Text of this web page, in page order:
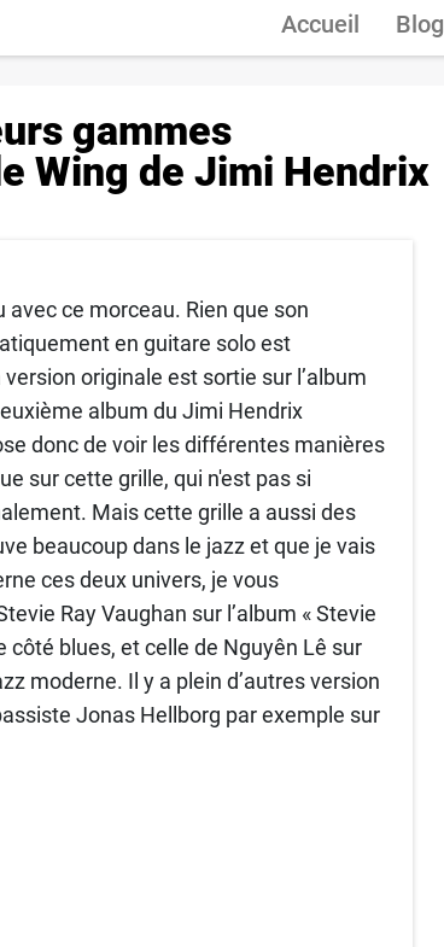
Accueil Blog
gammes
Wing de Jimi Hendrix
ce morceau. Rien que son
en guitare solo est
originale est sortie sur l’album
album du Jimi Hendrix
donc de voir les différentes manières
sur cette grille, qui n'est pas si
Mais cette grille a aussi des
beaucoup dans le jazz et que je vais
ces deux univers, je vous
Ray Vaughan sur l’album « Stevie
côté blues, et celle de Nguyên Lê sur
moderne. Il y a plein d’autres version
Jonas Hellborg par exemple sur